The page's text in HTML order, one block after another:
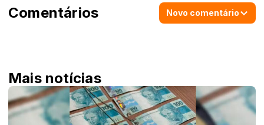
Comentários Novo comentário
Mais notícias